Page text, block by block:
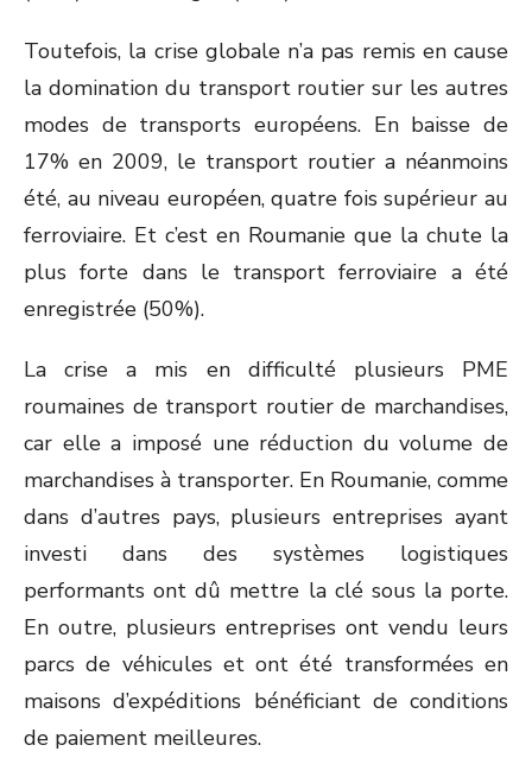
Toutefois, la crise globale n’a pas remis en cause
la domination du transport routier sur les autres
modes de transports européens. En baisse de
17% en 2009, le transport routier a néanmoins
été, au niveau européen, quatre fois supérieur au
ferroviaire. Et c’est en Roumanie que la chute la
plus forte dans le transport ferroviaire a été
enregistrée (50%).
La crise a mis en difficulté plusieurs PME
roumaines de transport routier de marchandises,
car elle a imposé une réduction du volume de
marchandises à transporter. En Roumanie, comme
dans d’autres pays, plusieurs entreprises ayant
investi dans des systèmes logistiques
performants ont dû mettre la clé sous la porte.
En outre, plusieurs entreprises ont vendu leurs
parcs de véhicules et ont été transformées en
maisons d’expéditions bénéficiant de conditions
de paiement meilleures.